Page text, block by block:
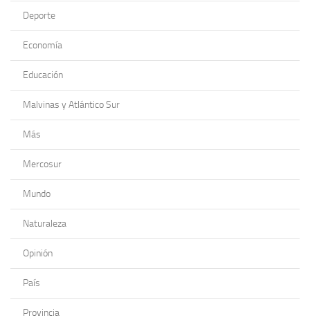
Deporte
Economía
Educación
Malvinas y Atlántico Sur
Más
Mercosur
Mundo
Naturaleza
Opinión
País
Provincia